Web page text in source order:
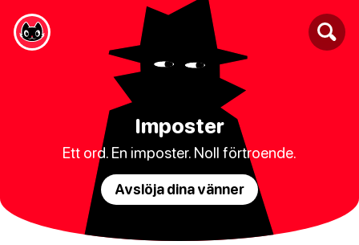
Imposter
Ett ord. En imposter. Noll förtroende.
Avslöja dina vänner